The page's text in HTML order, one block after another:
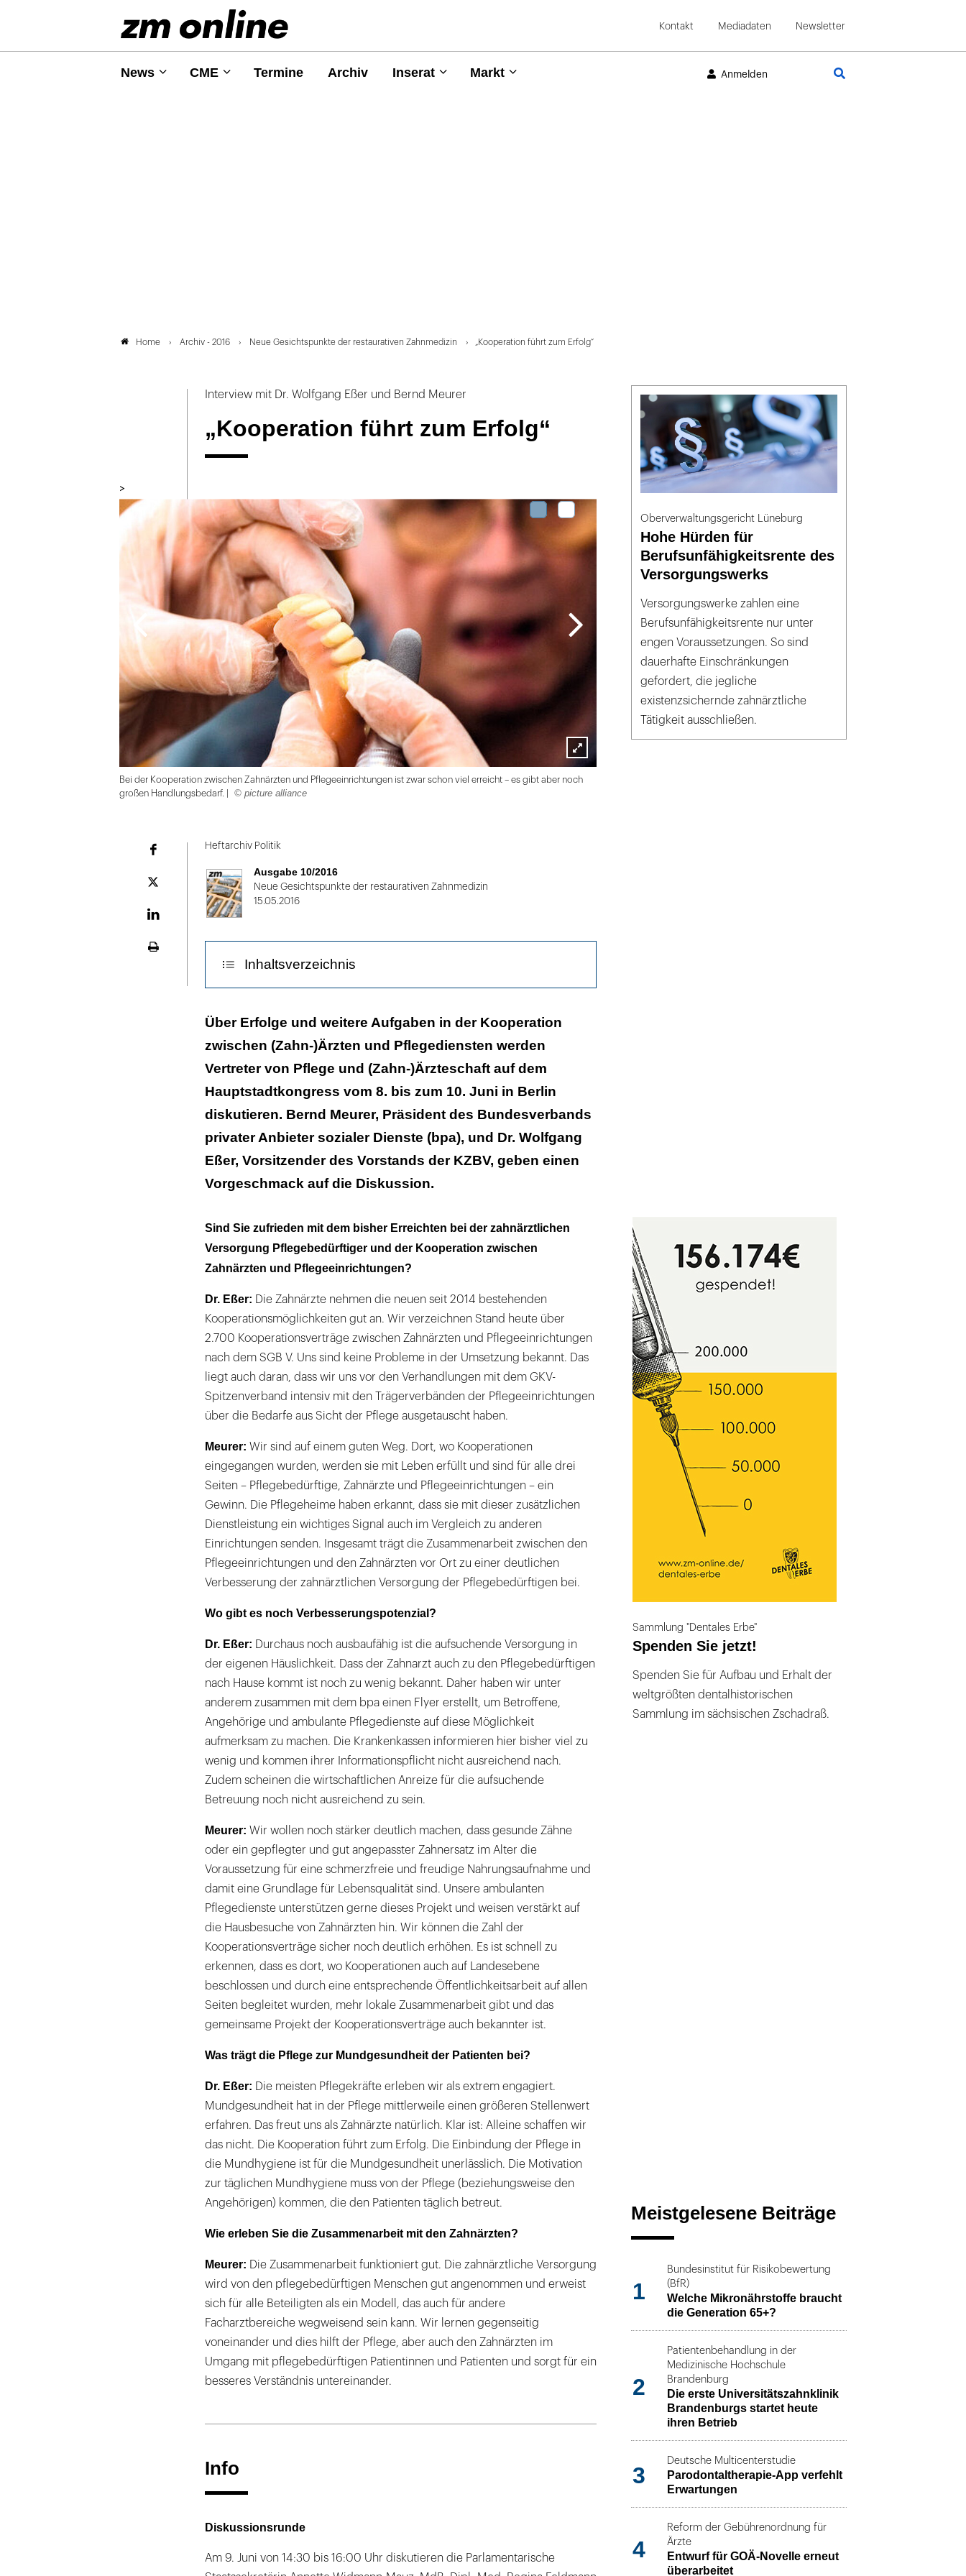
Kontakt Mediadaten Newsletter
News CME Termine Archiv Inserat Markt Anmelden
Home Archiv - 2016 Neue Gesichtspunkte der restaurativen Zahnmedizin „Kooperation führt zum Erfolg“
Interview mit Dr. Wolfgang Eßer und Bernd Meurer
„Kooperation führt zum Erfolg“
>
Lightbox
öffnen
Bei der Kooperation zwischen Zahnärzten und Pflegeeinrichtungen ist zwar schon viel erreicht – es gibt aber noch
großen Handlungsbedarf. |
© picture alliance
Kooperation
Pflegeeinrichtungen
Handlungsbedarf.
Plattform
Heftarchiv Politik
Ausgabe 10/2016
Neue Gesichtspunkte der restaurativen Zahnmedizin
15.05.2016
Inhaltsverzeichnis
Info
Über Erfolge und weitere Aufgaben in der Kooperation
zwischen (Zahn-)Ärzten und Pflegediensten werden
Vertreter von Pflege und (Zahn-)Ärzteschaft auf dem
Hauptstadtkongress vom 8. bis zum 10. Juni in Berlin
diskutieren. Bernd Meurer, Präsident des Bundesverbands
privater Anbieter sozialer Dienste (bpa), und Dr. Wolfgang
Eßer, Vorsitzender des Vorstands der KZBV, geben einen
Vorgeschmack auf die Diskussion.
Sind Sie zufrieden mit dem bisher Erreichten bei der zahnärztlichen
Versorgung Pflegebedürftiger und der Kooperation zwischen
Zahnärzten und Pflegeeinrichtungen?
Dr. Eßer: Die Zahnärzte nehmen die neuen seit 2014 bestehenden
Kooperationsmöglichkeiten gut an. Wir verzeichnen Stand heute über
2.700 Kooperationsverträge zwischen Zahnärzten und Pflegeeinrichtungen
nach dem SGB V. Uns sind keine Probleme in der Umsetzung bekannt. Das
liegt auch daran, dass wir uns vor den Verhandlungen mit dem GKV-
Spitzenverband intensiv mit den Trägerverbänden der Pflegeeinrichtungen
über die Bedarfe aus Sicht der Pflege ausgetauscht haben.
Meurer: Wir sind auf einem guten Weg. Dort, wo Kooperationen
eingegangen wurden, werden sie mit Leben erfüllt und sind für alle drei
Seiten – Pflegebedürftige, Zahnärzte und Pflegeeinrichtungen – ein
Gewinn. Die Pflegeheime haben erkannt, dass sie mit dieser zusätzlichen
Dienstleistung ein wichtiges Signal auch im Vergleich zu anderen
Einrichtungen senden. Insgesamt trägt die Zusammenarbeit zwischen den
Pflegeeinrichtungen und den Zahnärzten vor Ort zu einer deutlichen
Verbesserung der zahnärztlichen Versorgung der Pflegebedürftigen bei.
Wo gibt es noch Verbesserungspotenzial?
Dr. Eßer: Durchaus noch ausbaufähig ist die aufsuchende Versorgung in
der eigenen Häuslichkeit. Dass der Zahnarzt auch zu den Pflegebedürftigen
nach Hause kommt ist noch zu wenig bekannt. Daher haben wir unter
anderem zusammen mit dem bpa einen Flyer erstellt, um Betroffene,
Angehörige und ambulante Pflegedienste auf diese Möglichkeit
aufmerksam zu machen. Die Krankenkassen informieren hier bisher viel zu
wenig und kommen ihrer Informationspflicht nicht ausreichend nach.
Zudem scheinen die wirtschaftlichen Anreize für die aufsuchende
Betreuung noch nicht ausreichend zu sein.
Meurer: Wir wollen noch stärker deutlich machen, dass gesunde Zähne
oder ein gepflegter und gut angepasster Zahnersatz im Alter die
Voraussetzung für eine schmerzfreie und freudige Nahrungsaufnahme und
damit eine Grundlage für Lebensqualität sind. Unsere ambulanten
Pflegedienste unterstützen gerne dieses Projekt und weisen verstärkt auf
die Hausbesuche von Zahnärzten hin. Wir können die Zahl der
Kooperationsverträge sicher noch deutlich erhöhen. Es ist schnell zu
erkennen, dass es dort, wo Kooperationen auch auf Landesebene
beschlossen und durch eine entsprechende Öffentlichkeitsarbeit auf allen
Seiten begleitet wurden, mehr lokale Zusammenarbeit gibt und das
gemeinsame Projekt der Kooperationsverträge auch bekannter ist.
Was trägt die Pflege zur Mundgesundheit der Patienten bei?
Dr. Eßer: Die meisten Pflegekräfte erleben wir als extrem engagiert.
Mundgesundheit hat in der Pflege mittlerweile einen größeren Stellenwert
erfahren. Das freut uns als Zahnärzte natürlich. Klar ist: Alleine schaffen wir
das nicht. Die Kooperation führt zum Erfolg. Die Einbindung der Pflege in
die Mundhygiene ist für die Mundgesundheit unerlässlich. Die Motivation
zur täglichen Mundhygiene muss von der Pflege (beziehungsweise den
Angehörigen) kommen, die den Patienten täglich betreut.
Wie erleben Sie die Zusammenarbeit mit den Zahnärzten?
Meurer: Die Zusammenarbeit funktioniert gut. Die zahnärztliche Versorgung
wird von den pflegebedürftigen Menschen gut angenommen und erweist
sich für alle Beteiligten als ein Modell, das auch für andere
Facharztbereiche wegweisend sein kann. Wir lernen gegenseitig
voneinander und dies hilft der Pflege, aber auch den Zahnärzten im
Umgang mit pflegebedürftigen Patientinnen und Patienten und sorgt für ein
besseres Verständnis untereinander.
Info
Diskussionsrunde
Am 9. Juni von 14:30 bis 16:00 Uhr diskutieren die Parlamentarische
Oberverwaltungsgericht Lüneburg
Hohe Hürden für
Berufsunfähigkeitsrente des
Versorgungswerks
Versorgungswerke zahlen eine
Berufsunfähigkeitsrente nur unter
engen Voraussetzungen. So sind
dauerhafte Einschränkungen
gefordert, die jegliche
existenzsichernde zahnärztliche
Tätigkeit ausschließen.
Sammlung "Dentales Erbe"
Spenden Sie jetzt!
Spenden Sie für Aufbau und Erhalt der
weltgrößten dentalhistorischen
Sammlung im sächsischen Zschadraß.
Meistgelesene Beiträge
1
Bundesinstitut für Risikobewertung
(BfR)
Welche Mikronährstoffe braucht
die Generation 65+?
2
Patientenbehandlung in der
Medizinische Hochschule
Brandenburg
Die erste Universitätszahnklinik
Brandenburgs startet heute
ihren Betrieb
3
Deutsche Multicenterstudie
Parodontaltherapie-App verfehlt
Erwartungen
4
Reform der Gebührenordnung für
Ärzte
Entwurf für GOÄ-Novelle erneut
überarbeitet